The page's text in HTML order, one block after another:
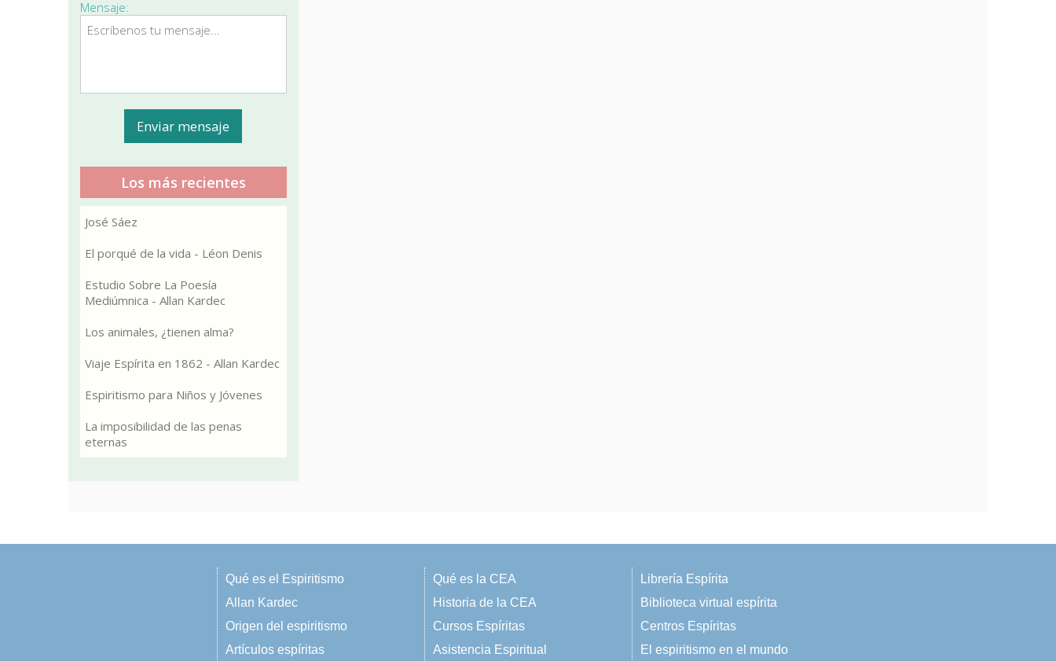
Mensaje:
Los más recientes
José Sáez
El porqué de la vida - Léon Denis
Estudio Sobre La Poesía
Mediúmnica - Allan Kardec
Los animales, ¿tienen alma?
Viaje Espírita en 1862 - Allan Kardec
Espiritismo para Niños y Jóvenes
La imposibilidad de las penas
eternas
Qué es el Espiritismo
Allan Kardec
Origen del espiritismo
Artículos espíritas
Qué es la CEA
Historia de la CEA
Cursos Espíritas
Asistencia Espiritual
Librería Espírita
Biblioteca virtual espírita
Centros Espíritas
El espiritismo en el mundo